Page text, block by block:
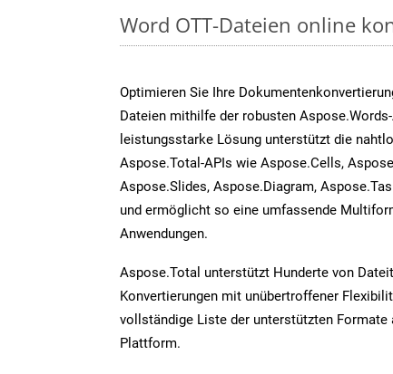
Word OTT-Dateien online
Optimieren Sie Ihre
Dateien mithilfe der robusten
leistungsstarke Lösung unterstützt die
Aspose.Total-APIs wie Aspose.Cells,
Aspose.Slides, Aspose.Diagram,
und ermöglicht so eine umfassende
Anwendungen.
Aspose.Total unterstützt Hunderte von
Konvertierungen mit unübertroffener
vollständige Liste der unterstützten Formate
Plattform.